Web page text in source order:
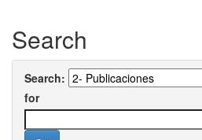
Search
Search:
for